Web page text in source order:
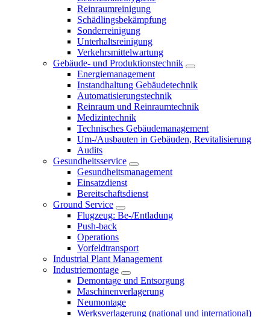
Reinraumreinigung
Schädlingsbekämpfung
Sonderreinigung
Unterhaltsreinigung
Verkehrsmittelwartung
Gebäude- und Produktionstechnik
Energiemanagement
Instandhaltung Gebäudetechnik
Automatisierungstechnik
Reinraum und Reinraumtechnik
Medizintechnik
Technisches Gebäudemanagement
Um-/Ausbauten in Gebäuden, Revitalisierung
Audits
Gesundheitsservice
Gesundheitsmanagement
Einsatzdienst
Bereitschaftsdienst
Ground Service
Flugzeug: Be-/Entladung
Push-back
Operations
Vorfeldtransport
Industrial Plant Management
Industriemontage
Demontage und Entsorgung
Maschinenverlagerung
Neumontage
Werksverlagerung (national und international)